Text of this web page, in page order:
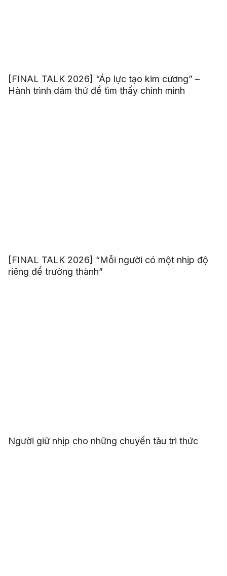
[FINAL TALK 2026] “Áp lực tạo kim cương” –
Hành trình dám thử để tìm thấy chính mình
[FINAL TALK 2026] “Mỗi người có một nhịp độ
riêng để trưởng thành”
Người giữ nhịp cho những chuyến tàu tri thức